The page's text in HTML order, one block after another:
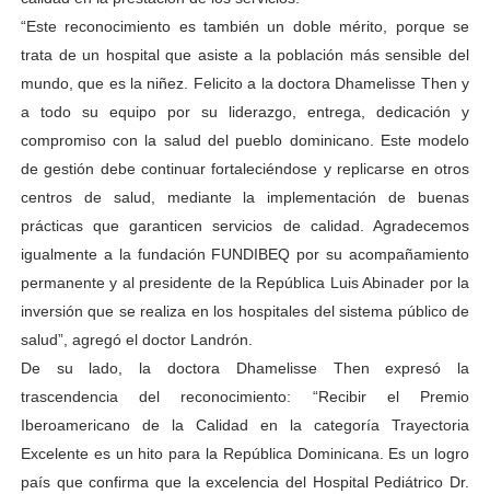
“Este reconocimiento es también un doble mérito, porque se
trata de un hospital que asiste a la población más sensible del
mundo, que es la niñez. Felicito a la doctora Dhamelisse Then y
a todo su equipo por su liderazgo, entrega, dedicación y
compromiso con la salud del pueblo dominicano. Este modelo
de gestión debe continuar fortaleciéndose y replicarse en otros
centros de salud, mediante la implementación de buenas
prácticas que garanticen servicios de calidad. Agradecemos
igualmente a la fundación FUNDIBEQ por su acompañamiento
permanente y al presidente de la República Luis Abinader por la
inversión que se realiza en los hospitales del sistema público de
salud”, agregó el doctor Landrón.
De su lado, la doctora Dhamelisse Then expresó la
trascendencia del reconocimiento: “Recibir el Premio
Iberoamericano de la Calidad en la categoría Trayectoria
Excelente es un hito para la República Dominicana. Es un logro
país que confirma que la excelencia del Hospital Pediátrico Dr.